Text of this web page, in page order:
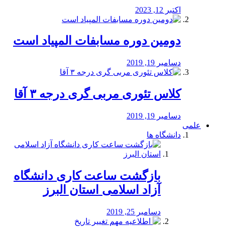
اکتبر 12, 2023
دومین دوره مسابفات المپیاد است
دسامبر 19, 2019
کلاس تئوری مربی گری درجه ۳ آقا
دسامبر 19, 2019
علمی
دانشگاه ها
بازگشت ساعت کاری دانشگاه
آزاد اسلامی استان البرز
دسامبر 25, 2019